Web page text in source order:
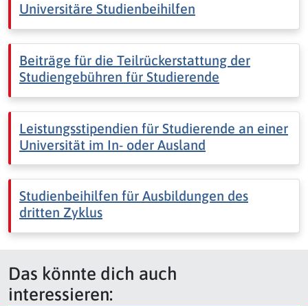
Universitäre Studienbeihilfen
Beiträge für die Teilrückerstattung der
Studiengebühren für Studierende
Leistungsstipendien für Studierende an einer
Universität im In- oder Ausland
Studienbeihilfen für Ausbildungen des
dritten Zyklus
Das könnte dich auch
interessieren: